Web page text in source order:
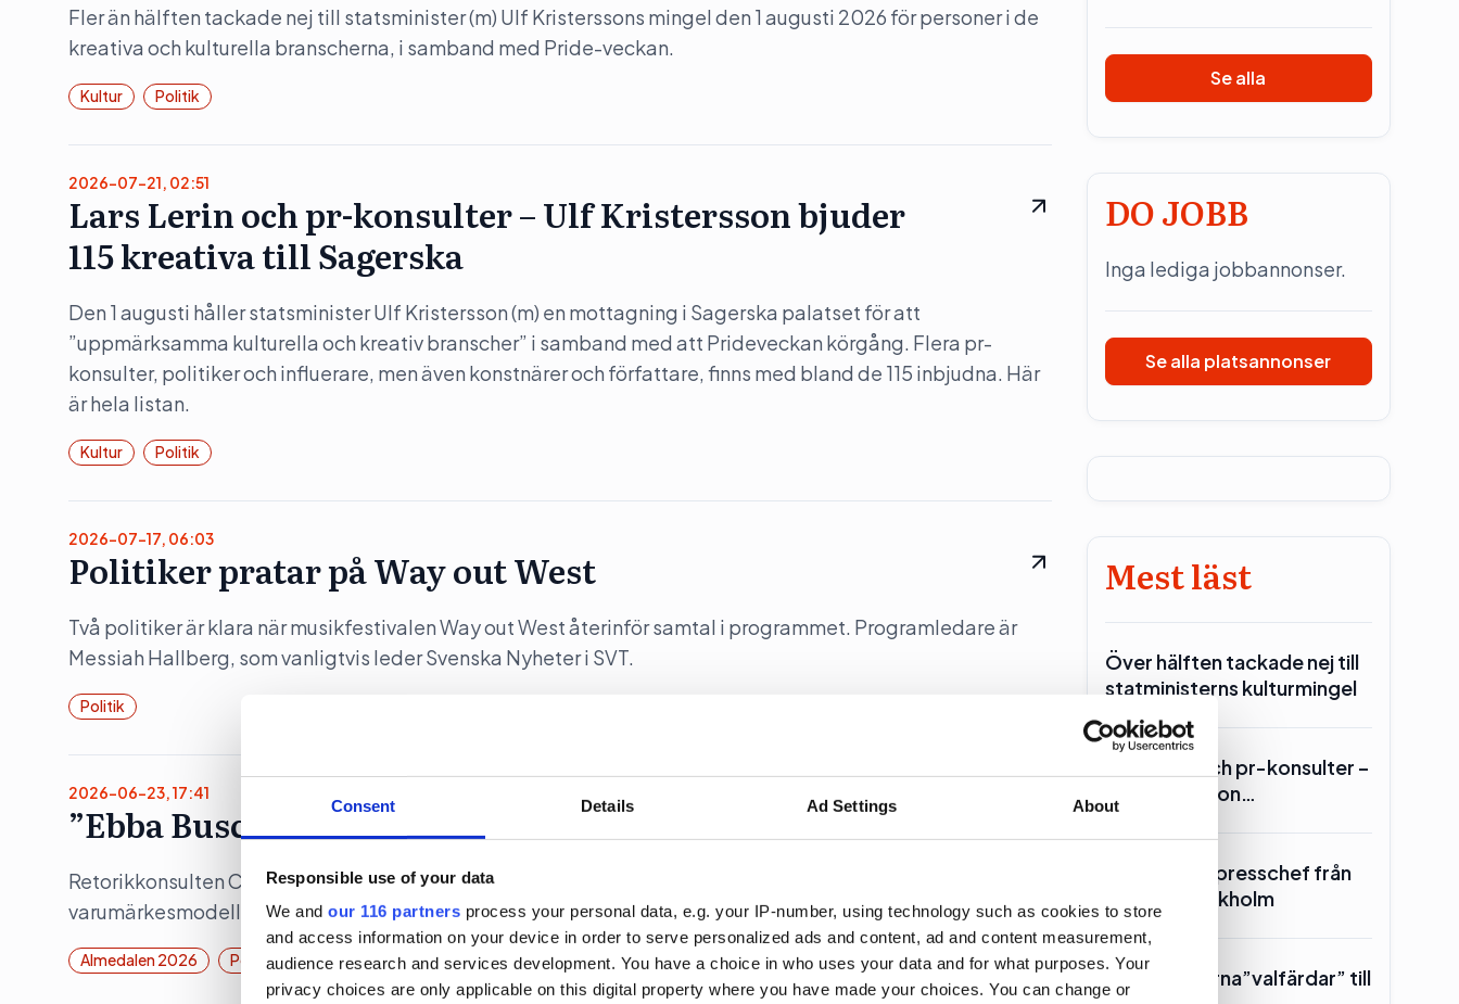
Consent Details Ad Settings About
Responsible use of your data
We and our 116 partners process your personal data, e.g. your IP-number, using technology such as cookies to store
and access information on your device in order to serve personalized ads and content, ad and content measurement,
audience research and services development. You have a choice in who uses your data and for what purposes. Your
privacy choices are only applicable on this digital property where you have made your choices. You can change or
Fler än hälften tackade nej till statsminister (m) Ulf Kristerssons mingel den 1 augusti 2026 för personer i de
kreativa och kulturella branscherna, i samband med Pride-veckan.
Kultur Politik
2026-07-21, 02:51
Lars Lerin och pr-konsulter – Ulf Kristersson bjuder
115 kreativa till Sagerska
Den 1 augusti håller statsminister Ulf Kristersson (m) en mottagning i Sagerska palatset för att
”uppmärksamma kulturella och kreativ branscher” i samband med att Prideveckan körgång. Flera pr-
konsulter, politiker och influerare, men även konstnärer och författare, finns med bland de 115 inbjudna. Här
är hela listan.
Kultur Politik
2026-07-17, 06:03
Politiker pratar på Way out West
Två politiker är klara när musikfestivalen Way out West återinför samtal i programmet. Programledare är
Messiah Hallberg, som vanligtvis leder Svenska Nyheter i SVT.
Politik
2026-06-23, 17:41
”Ebba Buschs Sverigedröm kräver hårdare auktoritet”
Retorikkonsulten Camilla Eriksson analyserar partiledartalen i Almedalen via sin proprietära
varumärkesmodell Field of Meaning. Först ut är KD-ledaren Ebba Busch tal.
Almedalen 2026 Politik
Se alla
DO JOBB
Inga lediga jobbannonser.
Se alla platsannonser
Mest läst
Över hälften tackade nej till
statministerns kulturmingel
Lars Lerin och pr-konsulter –
Ulf Kristersson…
SKR hämtar presschef från
Region Stockholm
Toppolitikerna”valfärdar” till